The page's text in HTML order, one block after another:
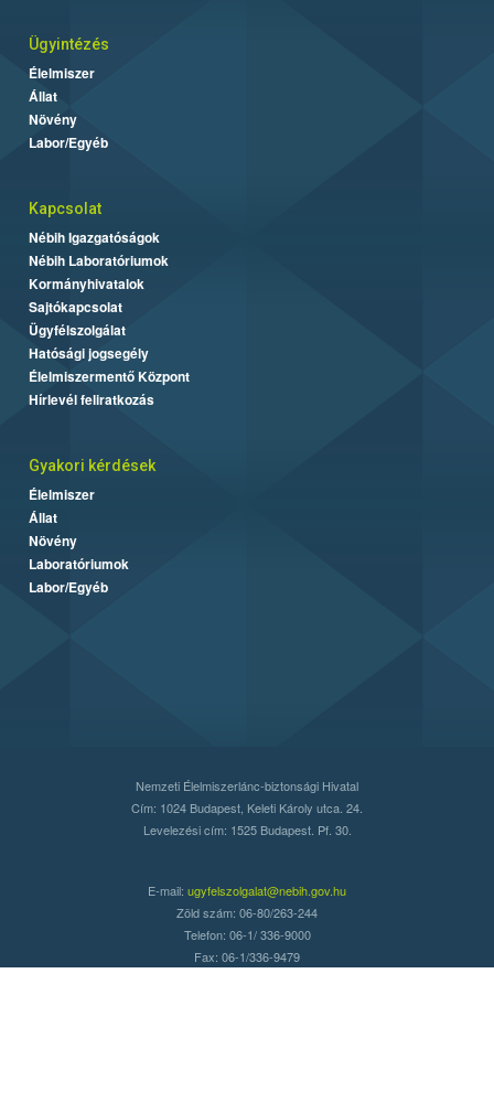
Ügyintézés
Élelmiszer
Állat
Növény
Labor/Egyéb
Kapcsolat
Nébih Igazgatóságok
Nébih Laboratóriumok
Kormányhivatalok
Sajtókapcsolat
Ügyfélszolgálat
Hatósági jogsegély
Élelmiszermentő Központ
Hírlevél feliratkozás
Gyakori kérdések
Élelmiszer
Állat
Növény
Laboratóriumok
Labor/Egyéb
Nemzeti Élelmiszerlánc-biztonsági Hivatal
Cím: 1024 Budapest, Keleti Károly utca. 24.
Levelezési cím: 1525 Budapest. Pf. 30.
E-mail: ugyfelszolgalat@nebih.gov.hu
Zöld szám: 06-80/263-244
Telefon: 06-1/ 336-9000
Fax: 06-1/336-9479